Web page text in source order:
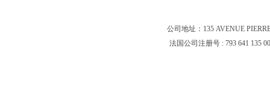
公司地址：135 AVENUE
法国公司注册号 : 793 641 135